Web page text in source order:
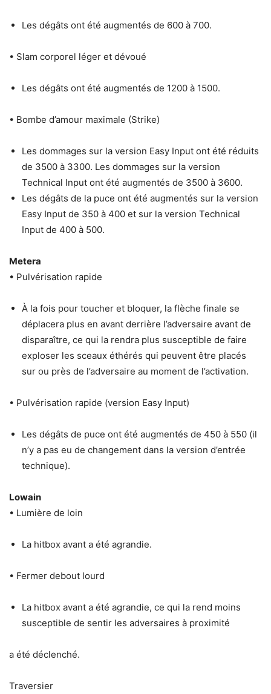
Les dégâts ont été augmentés de 600 à 700.
• Slam corporel léger et dévoué
Les dégâts ont été augmentés de 1200 à 1500.
• Bombe d’amour maximale (Strike)
Les dommages sur la version Easy Input ont été réduits
de 3500 à 3300. Les dommages sur la version
Technical Input ont été augmentés de 3500 à 3600.
Les dégâts de la puce ont été augmentés sur la version
Easy Input de 350 à 400 et sur la version Technical
Input de 400 à 500.
Metera
• Pulvérisation rapide
À la fois pour toucher et bloquer, la flèche finale se
déplacera plus en avant derrière l’adversaire avant de
disparaître, ce qui la rendra plus susceptible de faire
exploser les sceaux éthérés qui peuvent être placés
sur ou près de l’adversaire au moment de l’activation.
• Pulvérisation rapide (version Easy Input)
Les dégâts de puce ont été augmentés de 450 à 550 (il
n’y a pas eu de changement dans la version d’entrée
technique).
Lowain
• Lumière de loin
La hitbox avant a été agrandie.
• Fermer debout lourd
La hitbox avant a été agrandie, ce qui la rend moins
susceptible de sentir les adversaires à proximité
a été déclenché.
Traversier